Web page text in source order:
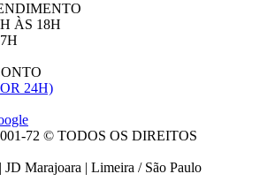
ÀS 18H
24H)
72 © TODOS OS DIREITOS
JD Marajoara | Limeira / São Paulo